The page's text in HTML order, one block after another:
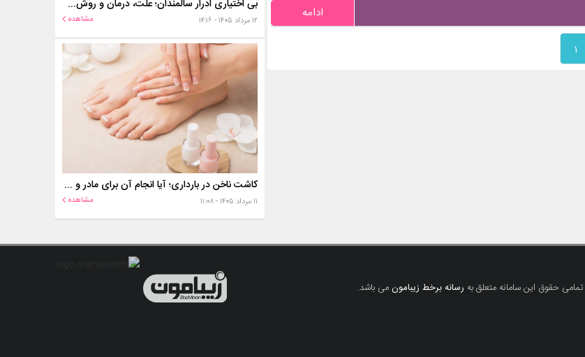
ادامه
۱
بی اختیاری ادرار سالمندان؛ علت، درمان و روش‌های کنترل در منزل
۱۲ مرداد ۱۴۰۵ - ۱۴:۱۶ مشاهده
کاشت ناخن در بارداری؛ آیا انجام آن برای مادر و جنین خطر دارد؟
۱۱ مرداد ۱۴۰۵ - ۱۱:۰۸ مشاهده
تمامی حقوق این سامانه متعلق به رسانه برخط زیبامونمی باشد.